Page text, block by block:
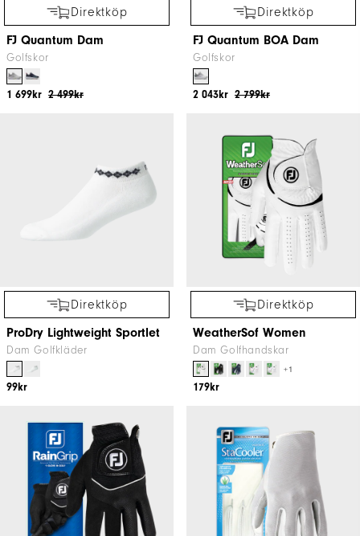
Direktköp
FJ Quantum Dam
Golfskor
2 499kr
1 699kr
Direktköp
FJ Quantum BOA Dam
Golfskor
2 799kr
2 043kr
Direktköp
ProDry Lightweight Sportlet
Dam Golfkläder
99kr
Direktköp
WeatherSof Women
Dam Golfhandskar
+1
179kr